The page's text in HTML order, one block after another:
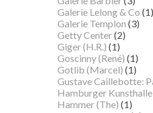
Galerie Lelong & Co (1)
Galerie Templon (3)
Getty Center(2)
Giger (H.R.) (1)
Goscinny (René) (1)
Gotlib (Marcel) (1)
Gustave Caillebotte:
Hamburger Kunsthalle
Hammer (The) (1)